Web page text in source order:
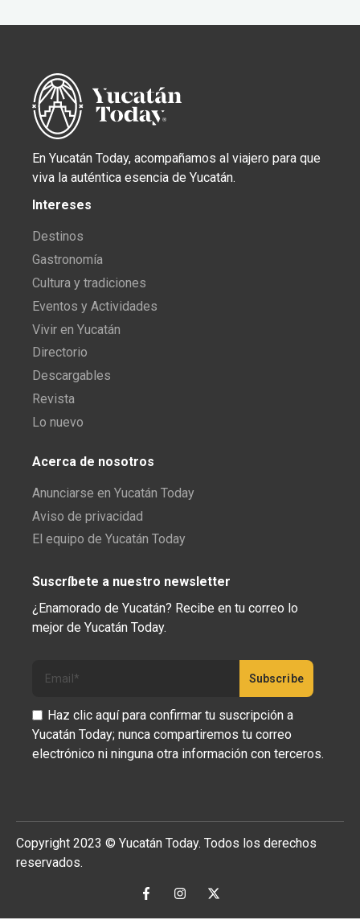
En Yucatán Today, acompañamos al viajero para que
viva la auténtica esencia de Yucatán.
Intereses
Destinos
Gastronomía
Cultura y tradiciones
Eventos y Actividades
Vivir en Yucatán
Directorio
Descargables
Revista
Lo nuevo
Acerca de nosotros
Anunciarse en Yucatán Today
Aviso de privacidad
El equipo de Yucatán Today
Suscríbete a nuestro newsletter
¿Enamorado de Yucatán? Recibe en tu correo lo
mejor de Yucatán Today.
Haz clic aquí para confirmar tu suscripción a
Yucatán Today; nunca compartiremos tu correo
electrónico ni ninguna otra información con terceros.
Copyright 2023 © Yucatán Today. Todos los derechos
reservados.